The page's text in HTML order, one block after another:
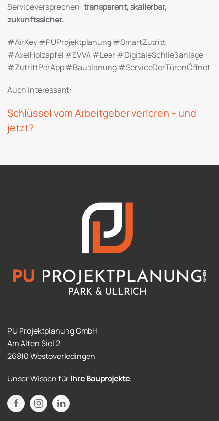
Serviceversprechen: transparent, skalierbar,
zukunftssicher.
#AirKey #PUProjektplanung #SmartZutritt
#AxelHolzapfel #EVVA #Leer #DigitaleSchließanlage
#ZutrittPerApp #Bauplanung #ServiceDerTürenÖffnet
Auch interessant:
Schlüssel vom Arbeitgeber verloren – und
jetzt?
PU Projektplanung GmbH
Am Alten Siel 2
26810 Westoverledingen
Unser Wissen fürIhre Bauprojekte.